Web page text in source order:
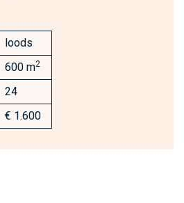
loods
600 m2
24
€ 1.600